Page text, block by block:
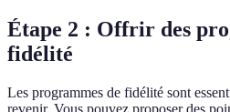
Étape 2 : Offrir des
fidélité
Les programmes de fidélité sont
revenir. Vous pouvez proposer des